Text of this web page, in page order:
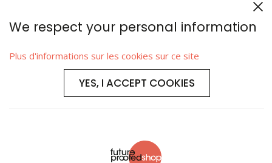
We respect your personal information
Plus d'informations sur les cookies sur ce site
YES, I ACCEPT COOKIES